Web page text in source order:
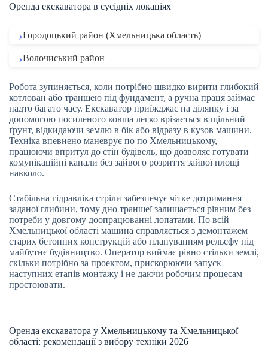
Оренда екскаватора в сусідніх локаціях
Городоцький район (Хмельницька область)
Волочиський район
Робота зупиняється, коли потрібно швидко вирити глибокий
котлован або траншею під фундамент, а ручна праця займає
надто багато часу. Екскаватор приїжджає на ділянку і за
допомогою посиленого ковша легко врізається в щільний
ґрунт, відкидаючи землю в бік або відразу в кузов машини.
Техніка впевнено маневрує по по Хмельницькому,
працюючи впритул до стін будівель, що дозволяє готувати
комунікаційні канали без зайвого розриття зайвої площі
навколо.
Стабільна гідравліка стріли забезпечує чітке дотримання
заданої глибини, тому дно траншеї залишається рівним без
потреби у довгому доопрацюванні лопатами. По всій
Хмельницької області машина справляється з демонтажем
старих бетонних конструкцій або плануванням рельєфу під
майбутнє будівництво. Оператор виймає рівно стільки землі,
скільки потрібно за проектом, прискорюючи запуск
наступних етапів монтажу і не даючи робочим процесам
простоювати.
Оренда екскаватора у Хмельницькому та Хмельницької
області: рекомендації з вибору техніки 2026